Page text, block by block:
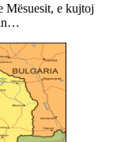
Mësuesit, e kujtoj